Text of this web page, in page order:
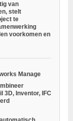
van
stelt
te
voorkomen en
Manage
3D, Inventor, IFC